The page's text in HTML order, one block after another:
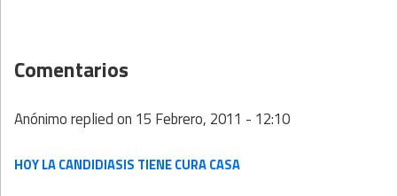
Comentarios
Anónimoreplied on 15 Febrero, 2011 - 12:10
HOY LA CANDIDIASIS TIENE CURA CASA